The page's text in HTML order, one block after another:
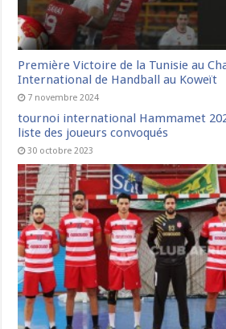
Première Victoire de la Tunisie au
International de Handball au Koweït
7 novembre 2024
tournoi international Hammamet
liste des joueurs convoqués
30 octobre 2023